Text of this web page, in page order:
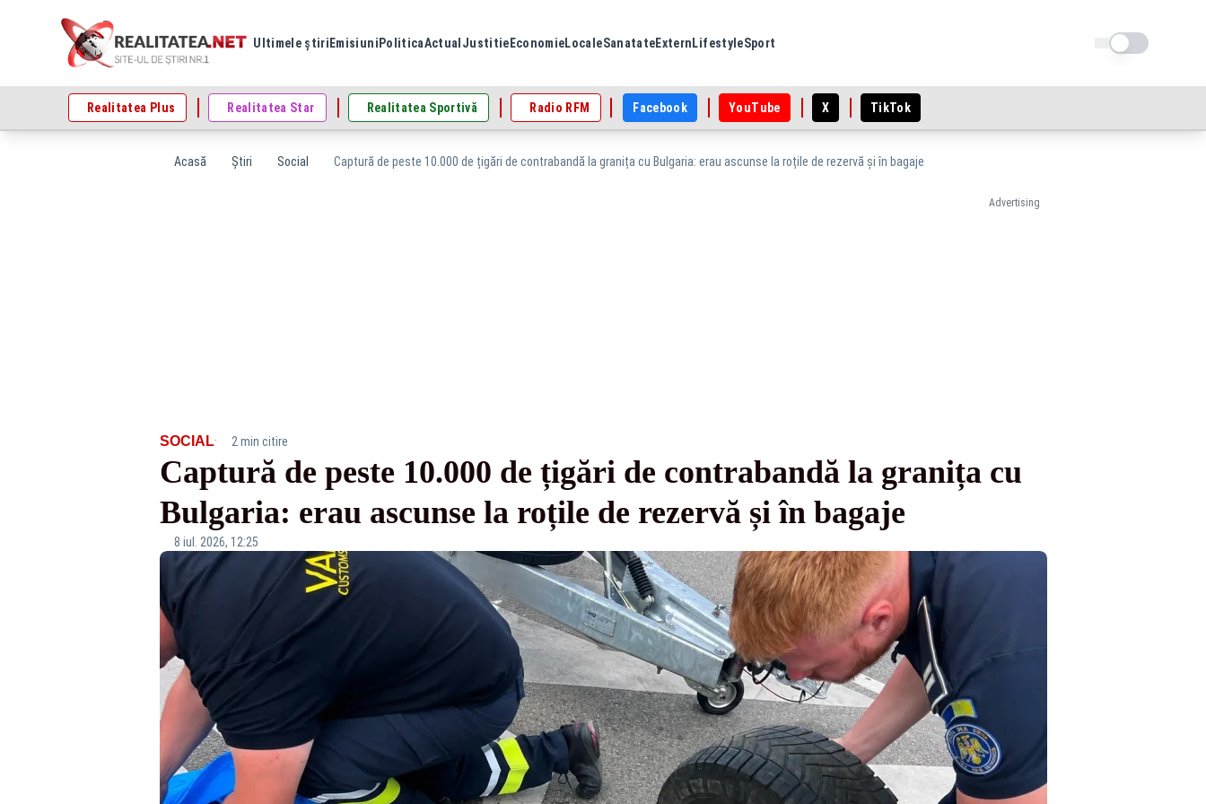
Ultimele știri Emisiuni PoliticaActual Justitie EconomieLocaleSanatateExtern LifestyleSport Schimba tema
Realitatea Plus Realitatea Star Realitatea Sportivă Radio RFM Facebook YouTube X TikTok
Acasă Știri Social Captură de peste 10.000 de țigări de contrabandă la granița cu Bulgaria: erau ascunse la roțile de rezervă și în bagaje
Advertising
SOCIAL· 2 min citire
Captură de peste 10.000 de țigări de contrabandă la granița cu
Bulgaria: erau ascunse la roțile de rezervă și în bagaje
8 iul. 2026, 12:25